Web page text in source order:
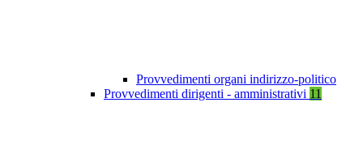
Provvedimenti organi indirizzo-politico
Provvedimenti dirigenti - amministrativi 11